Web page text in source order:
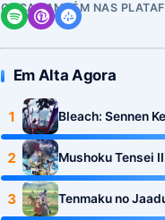
OUÇA TAMBÉM NAS
Em Alta Agora
1
Bleach: Sennen
Kashin-tan
2
Mushoku Tensei
Ittara Honki Dasu
3 Tenmaku no